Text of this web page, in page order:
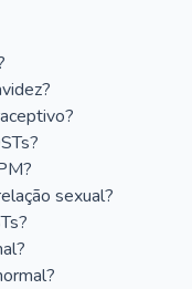
sexual?